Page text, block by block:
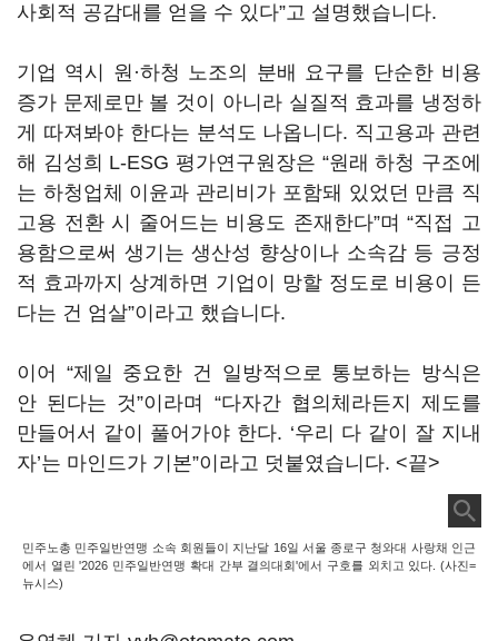
사회적 공감대를 얻을 수 있다”고 설명했습니다.
기업 역시 원·하청 노조의 분배 요구를 단순한 비용
증가 문제로만 볼 것이 아니라 실질적 효과를 냉정하
게 따져봐야 한다는 분석도 나옵니다. 직고용과 관련
해 김성희 L-ESG 평가연구원장은 “원래 하청 구조에
는 하청업체 이윤과 관리비가 포함돼 있었던 만큼 직
고용 전환 시 줄어드는 비용도 존재한다”며 “직접 고
용함으로써 생기는 생산성 향상이나 소속감 등 긍정
적 효과까지 상계하면 기업이 망할 정도로 비용이 든
다는 건 엄살”이라고 했습니다.
이어 “제일 중요한 건 일방적으로 통보하는 방식은
안 된다는 것”이라며 “다자간 협의체라든지 제도를
만들어서 같이 풀어가야 한다. ‘우리 다 같이 잘 지내
자’는 마인드가 기본”이라고 덧붙였습니다. <끝>
민주노총 민주일반연맹 소속 회원들이 지난달 16일 서울 종로구 청와대 사랑채 인근
에서 열린 '2026 민주일반연맹 확대 간부 결의대회'에서 구호를 외치고 있다. (사진=
뉴시스)